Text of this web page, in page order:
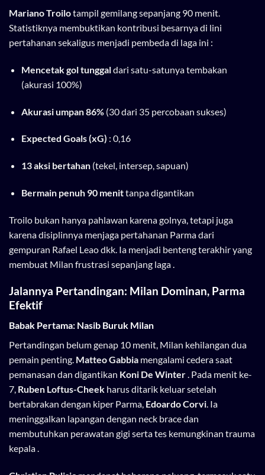
Mariano Troilotampil gemilang sepanjang 90 menit.
Statistiknya membuktikan kontribusi besarnya di lini
pertahanan sekaligus menjadi pembeda di laga ini :
Mencetak gol tunggaldari satu-satunya tembakan
(akurasi 100%)
Akurasi umpan 86%(30 dari 35 percobaan sukses)
Expected Goals (xG) : 0,16
13 aksi bertahan(tekel, intersep, sapuan)
Bermain penuh 90 menittanpa digantikan
Troilo bukan hanya pahlawan karena golnya, tetapi juga
karena disiplinnya menjaga pertahanan Parma dari
gempuran Rafael Leao dkk. Ia menjadi benteng terakhir yang
membuat Milan frustrasi sepanjang laga .
Jalannya Pertandingan: Milan Dominan, Parma
Efektif
Babak Pertama: Nasib Buruk Milan
Pertandingan belum genap 10 menit, Milan kehilangan dua
pemain penting. Matteo Gabbia mengalami cedera saat
pemanasan dan digantikan Koni De Winter. Pada menit ke-
7, Ruben Loftus-Cheek harus ditarik keluar setelah
bertabrakan dengan kiper Parma, Edoardo Corvi. Ia
meninggalkan lapangan dengan neck brace dan
membutuhkan perawatan gigi serta tes kemungkinan trauma
kepala .